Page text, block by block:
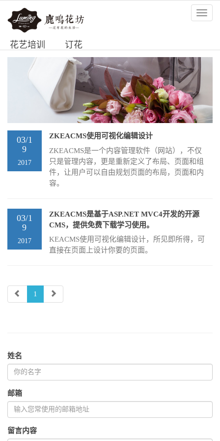
花艺培训 订花
03/1
9
2017
ZKEACMS使用可视化编辑设计
ZKEACMS是一个内容管理软件（网站），不仅
只是管理内容，更是重新定义了布局、页面和组
件，让用户可以自由规划页面的布局，页面和内
容。
03/1
9
2017
ZKEACMS是基于ASP.NET MVC4开发的开源
CMS，提供免费下载学习使用。
KEACMS使用可视化编辑设计，所见即所得，可
直接在页面上设计你要的页面。
1
姓名
邮箱
留言内容